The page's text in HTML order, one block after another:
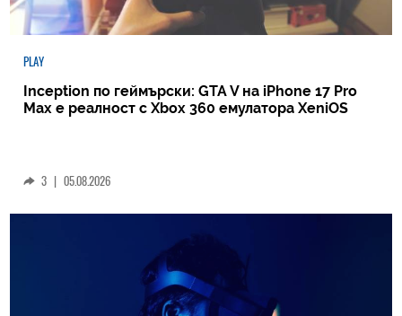
PLAY
Inception по геймърски: GTA V на iPhone 17 Pro
Max е реалност с Xbox 360 емулатора XeniOS
3 | 05.08.2026